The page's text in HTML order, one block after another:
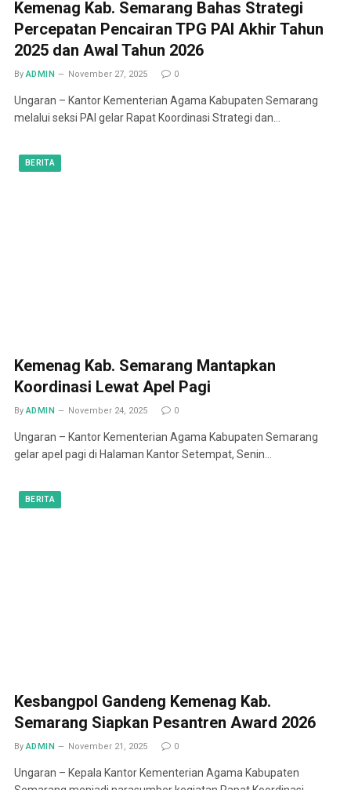
Kemenag Kab. Semarang Bahas Strategi
Percepatan Pencairan TPG PAI Akhir Tahun
2025 dan Awal Tahun 2026
By ADMIN November 27, 2025 0
Ungaran – Kantor Kementerian Agama Kabupaten Semarang
melalui seksi PAI gelar Rapat Koordinasi Strategi dan…
BERITA
Kemenag Kab. Semarang Mantapkan
Koordinasi Lewat Apel Pagi
By ADMIN November 24, 2025 0
Ungaran – Kantor Kementerian Agama Kabupaten Semarang
gelar apel pagi di Halaman Kantor Setempat, Senin…
BERITA
Kesbangpol Gandeng Kemenag Kab.
Semarang Siapkan Pesantren Award 2026
By ADMIN November 21, 2025 0
Ungaran – Kepala Kantor Kementerian Agama Kabupaten